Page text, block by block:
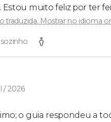
Estou muito feliz por ter
traduzida. Mostrar no idioma
/ 2026
o guia respondeu a